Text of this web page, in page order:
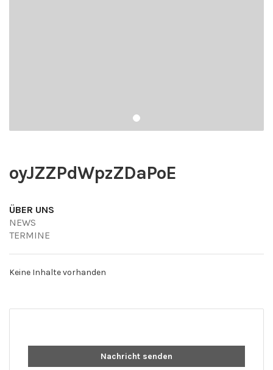
oyJZZPdWpzZDaPoE
ÜBER UNS
NEWS
TERMINE
Keine Inhalte vorhanden
Nachricht senden